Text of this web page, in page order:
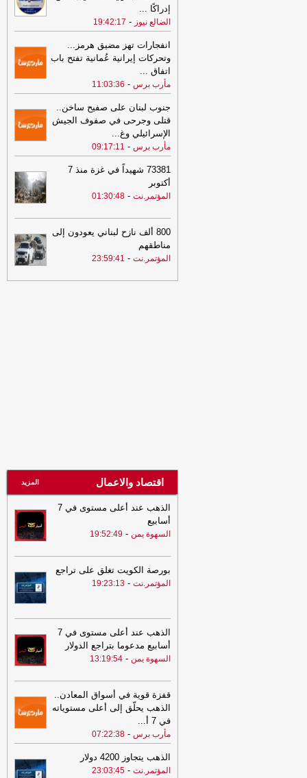
21:06
شعب حضرموت يواصل صدارة
الدوري اليمني وتعليق أنشطة الاتحاد في
الحديدة -السهوة يمن
21:06
شعب حضرموت يواصل صدارة
الدوري اليمني وتعليق أنشطة الاتحاد في
الحديدة- الصهوة يمن
21:02
توكل كرمان تدين هجوم الحوثيين
على قوات الطوارئ وتدعو إلى محاسبة
المسؤولين ودعم استعادة الدولة
برس
21:02
توكل كرمان تدين هجوم الحوثيين
على قوات الطوارئ وتدعو إلى محاسبة
المسؤولين ودعم استعادة الدولة
مأرب
20:30
البنك المركزي يوقف تراخيص
ثلاث منشآت صرافة ويغلق مقراتها
السهوة
يمن
إدراكًا ...
الضالع نيوز -
19:42:17
انفجارات تهز مضيق هرمز...
وتحركات إيرانية عُمانية تفتح باب
اتفاق ...
مأرب برس -
11:03:36
جنوب لبنان على صفيح ساخن..
قتلى وجرحى في صفوف الجيش
الإسرائيلي وغ...
مأرب برس -
09:17:11
73381 شهيداً في غزة منذ 7
أكتوبر
المؤتمر.نت -
01:30:48
800 ألف نازح لبناني يعودون إلى
مناطقهم
المؤتمر.نت -
23:59:41
اقتصاد والاعمال المزيد
الذهب عند أعلى مستوى في 7
أسابيع
السهوة يمن -
19:52:49
بورصة الكويت تغلق على تراجع
المؤتمر.نت -
19:23:13
الذهب عند أعلى مستوى في 7
أسابيع مدعوما بتراجع الدولار
السهوة يمن -
13:19:54
قفزة قوية في أسواق المعادن..
الذهب يحلّق إلى أعلى مستوياته
في 7 أ
...
مأرب برس -
07:22:38
الذهب يتجاوز 4200 دولار
المؤتمر.نت -
23:03:45